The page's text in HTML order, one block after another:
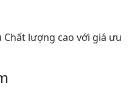
lượng cao với giá ưu